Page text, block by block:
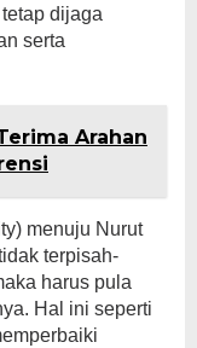
dijaga
serta
Arahan
menuju Nurut
terpisah-
harus pula
Hal ini seperti